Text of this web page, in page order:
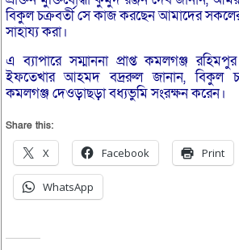
বিকুল চক্রবর্তী সে কাজ করছেন আমাদের
সাহায্য করা।
এ ব্যাপারে সম্মাননা প্রাপ্ত কমলগঞ্জ
ইফতেখার আহমদ বদ্ররুল জানান, বিকুল
কমলগঞ্জ দেওড়াছড়া বধ্যভুমি সংরক্ষন করেন।
Share this:
X Facebook Print
WhatsApp